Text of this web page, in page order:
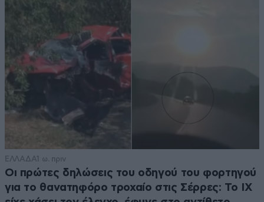
ΕΛΛΑΔΑ1 ω. πριν
Οι πρώτες δηλώσεις του οδηγού του φορτηγού
για το θανατηφόρο τροχαίο στις Σέρρες: Το ΙΧ